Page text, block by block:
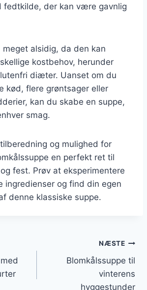
fedtkilde, der kan være gavnlig
meget alsidig, da den kan
kostbehov, herunder
diæter. Uanset om du
kød, flere grøntsager eller
kan du skabe en suppe,
smag.
og mulighed for
en perfekt ret til
fest. Prøv at eksperimentere
ingredienser og find din egen
denne klassiske suppe.
NÆSTE
Blomkålssuppe til
vinterens
hyggestunder